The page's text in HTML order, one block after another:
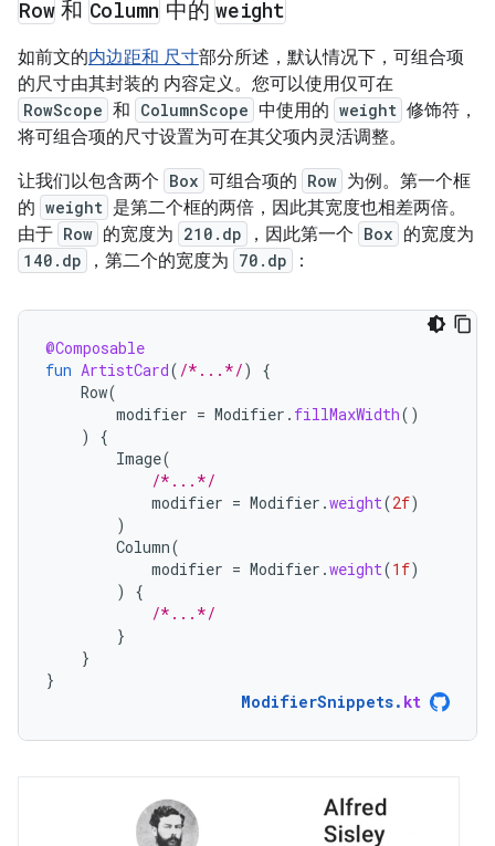
Row 和 Column 中的 weight
如前文的内边距和 尺寸部分所述，默认情况下，可组合项
的尺寸由其封装的 内容定义。您可以使用仅可在
RowScope 和 ColumnScope 中使用的 weight 修饰符，
将可组合项的尺寸设置为可在其父项内灵活调整。
让我们以包含两个 Box 可组合项的 Row 为例。第一个框
的 weight 是第二个框的两倍，因此其宽度也相差两倍。
由于 Row 的宽度为 210.dp ，因此第一个 Box 的宽度为
140.dp ，第二个的宽度为 70.dp ：
@Composable
fun ArtistCard( /*...*/)
{
Row(
modifier = Modifier . fillMaxWidth()
)
{
Image(
/*...*/
modifier = Modifier .weight(2f)
)
Column(
modifier = Modifier .weight(1f)
)
{
/*...*/
}
}
}
ModifierSnippets. kt